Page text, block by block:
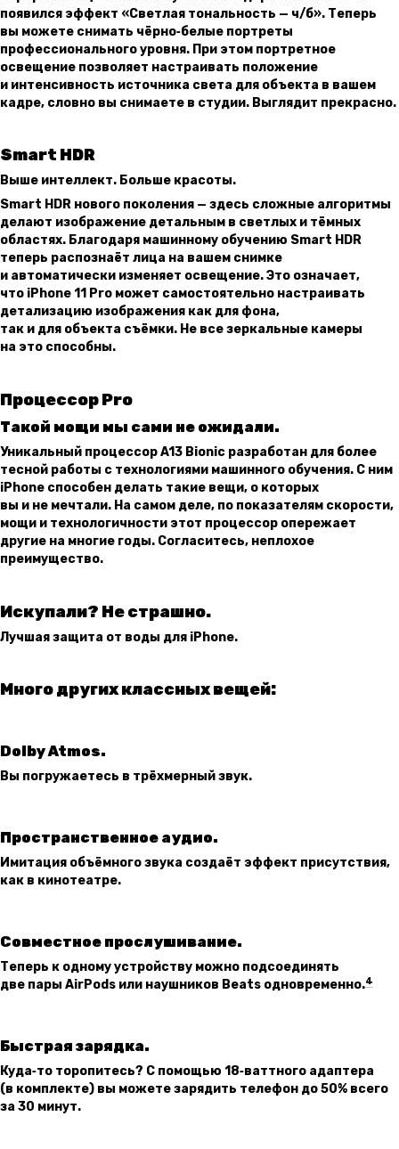
появился эффект «Светлая тональность — ч/б». Теперь
вы можете снимать чёрно‑белые портреты
профессионального уровня. При этом портретное
освещение позволяет настраивать положение
и интенсивность источника света для объекта в вашем
кадре, словно вы снимаете в студии. Выглядит прекрасно.
Smart HDR
Выше интеллект. Больше красоты.
Smart HDR нового поколения — здесь сложные алгоритмы
делают изображение детальным в светлых и тёмных
областях. Благодаря машинному обучению Smart HDR
теперь распознаёт лица на вашем снимке
и автоматически изменяет освещение. Это означает,
что iPhone 11 Pro может самостоятельно настраивать
детализацию изображения как для фона,
так и для объекта съёмки. Не все зеркальные камеры
на это способны.
Процессор Pro
Такой мощи мы сами не ожидали.
Уникальный процессор A13 Bionic разработан для более
тесной работы с технологиями машинного обучения. С ним
iPhone способен делать такие вещи, о которых
вы и не мечтали. На самом деле, по показателям скорости,
мощи и технологичности этот процессор опережает
другие на многие годы. Согласитесь, неплохое
преимущество.
Искупали? Не страшно.
Лучшая защита от воды для iPhone.
Много других классных вещей:
Dolby Atmos.
Вы погружаетесь в трёхмерный звук.
Пространственное аудио.
Имитация объёмного звука создаёт эффект присутствия,
как в кинотеатре.
Совместное прослушивание.
Теперь к одному устройству можно подсоединять
две пары AirPods или наушников Beats одновременно.4
Быстрая зарядка.
Куда‑то торопитесь? С помощью 18‑ваттного адаптера
(в комплекте) вы можете зарядить телефон до 50% всего
за 30 минут.